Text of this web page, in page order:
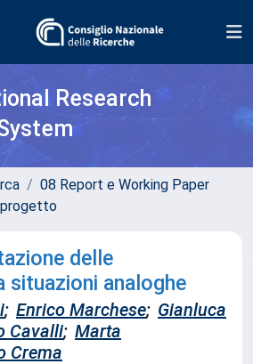
Research
08 Report e Working Paper
progetto
delle
situazioni analoghe
; Enrico Marchese; Gianluca
Cavalli; Marta
Crema